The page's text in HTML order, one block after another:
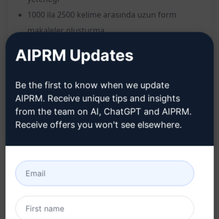
1000 ila 2500 kelime arasında uzun form
makaleler oluşturma
SEO odaklı içerik oluşturma
"David Ogilvy başlıkları" odaklı anahtar kelime
Faydalar:
Özgün içerik oluşturarak okuyucuların ilgisini
çekme
SEO hedeflerinize uygun optimize edilmiş
içerikler sunma
Anahtar kelime listeleriyle başlık
optimizasyonu yaparak arama motorlarında
AIPRM Updates
Be the first to know when we update
AIPRM. Receive unique tips and insights
from the team on AI, ChatGPT and AIPRM.
Receive offers you won't see elsewhere.